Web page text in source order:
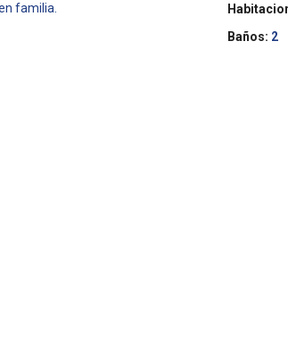
familia.
Baños: 2